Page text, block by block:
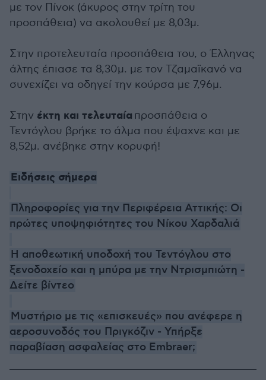
με τον Πίνοκ (άκυρος στην τρίτη του
προσπάθεια) να ακολουθεί με 8,03μ.
Στην προτελευταία προσπάθεια του, ο Έλληνας
άλτης έπιασε τα 8,30μ. με τον Τζαμαϊκανό να
συνεχίζει να οδηγεί την κούρσα με 7,96μ.
Στην έκτη και τελευταία προσπάθεια ο
Τεντόγλου βρήκε το άλμα που έψαχνε και με
8,52μ. ανέβηκε στην κορυφή!
Ειδήσεις σήμερα
Πληροφορίες για την Περιφέρεια Αττικής: Οι
πρώτες υποψηφιότητες του Νίκου Χαρδαλιά
Η αποθεωτική υποδοχή του Τεντόγλου στο
ξενοδοχείο και η μπύρα με την Ντρισμπιώτη -
Δείτε βίντεο
Μυστήριο με τις «επισκευές» που ανέφερε η
αεροσυνοδός του Πριγκόζιν - Υπήρξε
παραβίαση ασφαλείας στο Embraer;